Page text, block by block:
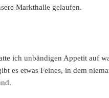
Markthalle gelaufen.
ich unbändigen Appetit auf
es etwas Feines, in dem